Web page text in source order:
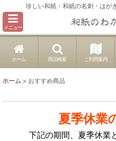
珍しい和紙・和紙の名刺・はが
メニュー
ホーム 商品検索 ご利用案内
ホーム > おすすめ商品
夏季休業
下記の期間、夏季休業